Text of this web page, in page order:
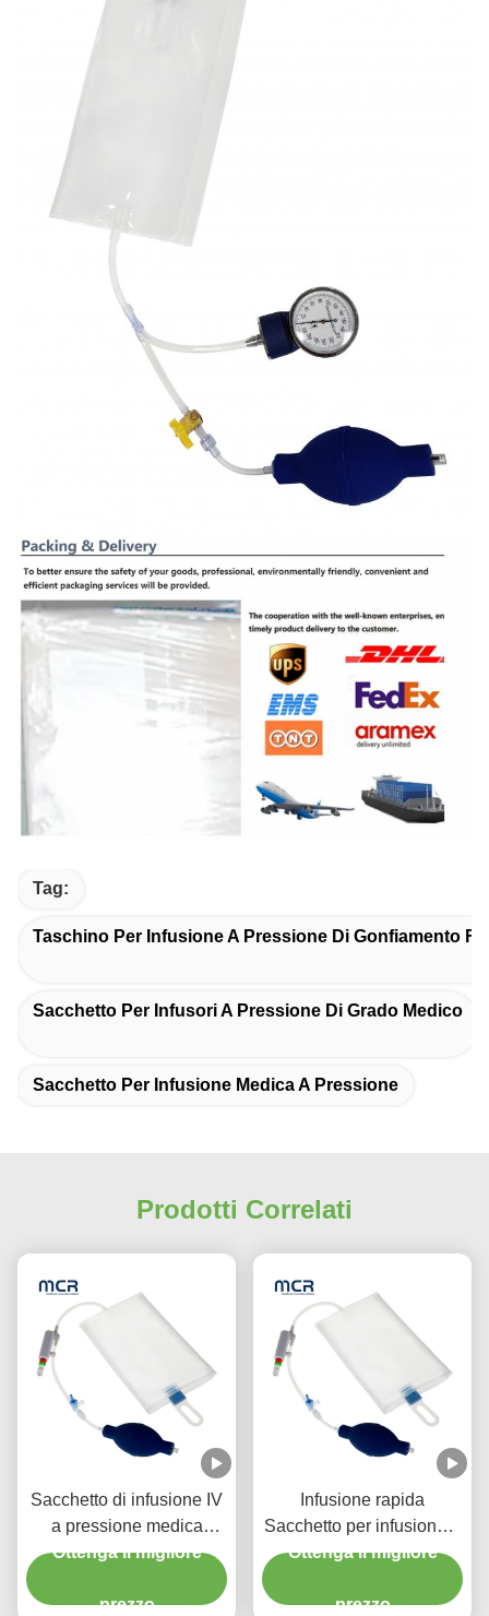
Tag:
Taschino Per Infusione A Pressione Di Gonfiamento
Sacchetto Per Infusori A Pressione Di Grado Medico
Sacchetto Per Infusione Medica A Pressione
Prodotti Correlati
Sacchetto di infusione IV
a pressione medica
Struttura PU spessa per
fluidi
Ottenga il migliore
prezzo
Infusione rapida
Sacchetto per infusione a
pressione trasparente
Ottenga il migliore
prezzo